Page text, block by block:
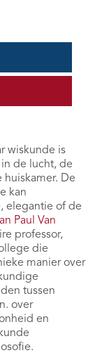
wiskunde is
de lucht, de
De
kan
elegantie of de
Paul Van
professor,
die
manier over
tussen
over
en